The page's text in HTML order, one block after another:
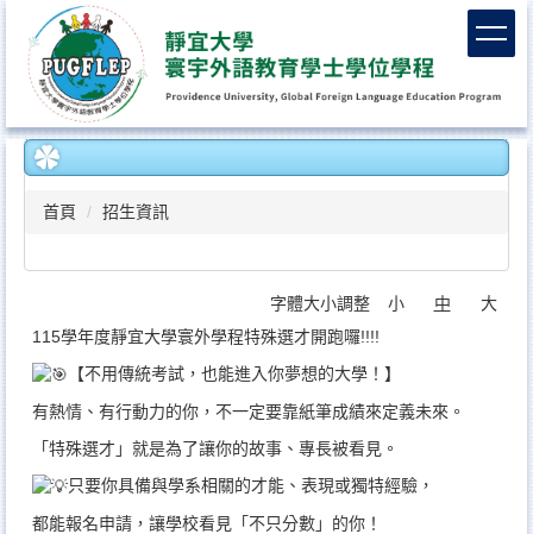
容
區
首頁 招生資訊
字體大小調整 小 中
大
115學年度靜宜大學寰外學程特殊選才開跑囉!!!!
【不用傳統考試，也能進入你夢想的大學！】
有熱情、有行動力的你，不一定要靠紙筆成績來定義未來。
「特殊選才」就是為了讓你的故事、專長被看見。
只要你具備與學系相關的才能、表現或獨特經驗，
都能報名申請，讓學校看見「不只分數」的你！